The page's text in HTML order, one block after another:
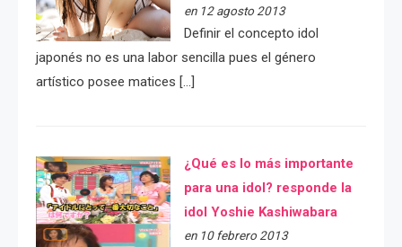
en 12 agosto 2013
Definir el concepto idol
japonés no es una labor sencilla pues el género
artístico posee matices […]
¿Qué es lo más importante
para una idol? responde la
idol Yoshie Kashiwabara
en 10 febrero 2013